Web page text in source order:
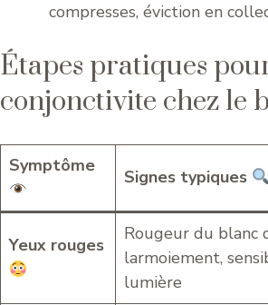
compresses, éviction en
Étapes pratiques
conjonctivite chez le
Symptôme
Signes typiques
Yeux rouges
Rougeur du blanc
larmoiement,
lumière